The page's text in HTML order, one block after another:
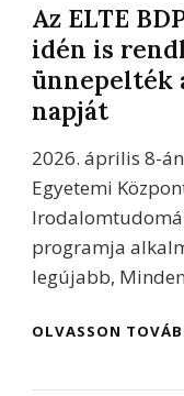
Az ELTE
idén is
ünnepelték
napját
2026. április 8-
Egyetemi
programja
legújabb,
OLVASSON